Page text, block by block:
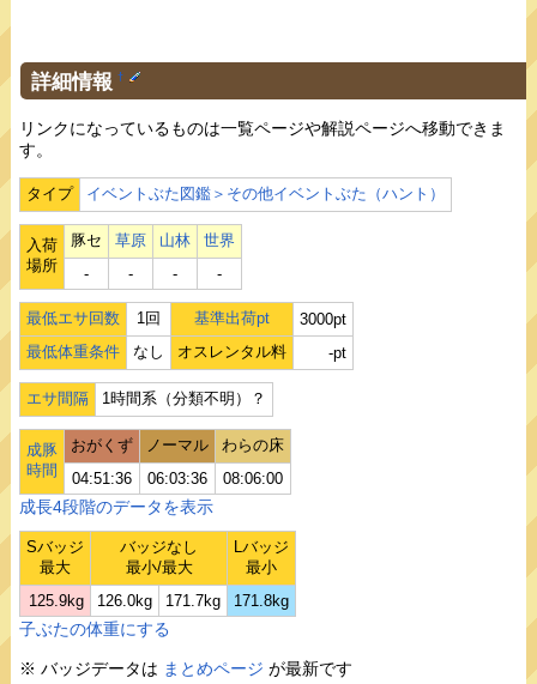
詳細情報 †
リンクになっているものは一覧ページや解説ページへ移動できま
す。
タイプ イベントぶた図鑑＞その他イベントぶた（ハント）
入荷
場所
豚セ 草原 山林
世界
‐
‐ ‐ ‐
最低エサ回数 1回 基準出荷pt
3000pt
最低体重条件
なし オスレンタル料 -pt
エサ間隔 1時間系（分類不明）？
成豚
時間
おがくず ノーマル
わらの床
04:51:36
06:03:36 08:06:00
成長4段階のデータを表示
Sバッジ
最大
バッジなし
最小/最大
Lバッジ
最小
125.9kg
126.0kg 171.7kg 171.8kg
子ぶたの体重にする
※ バッジデータは まとめページ が最新です